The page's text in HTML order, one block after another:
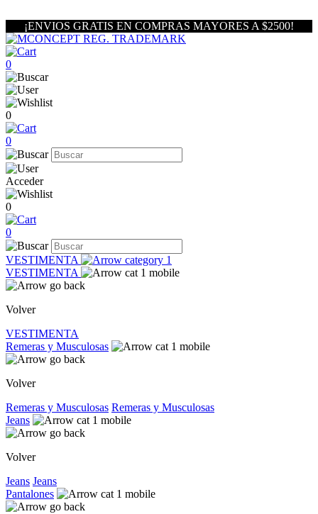
¡ENVIOS GRATIS EN COMPRAS MAYORES A $2500!
0
0
0
Acceder
0
0
VESTIMENTA
VESTIMENTA
Volver
VESTIMENTA
Remeras y Musculosas
Volver
Remeras y Musculosas Remeras y Musculosas
Jeans
Volver
Jeans Jeans
Pantalones